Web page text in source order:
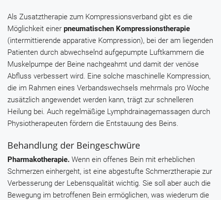
Als Zusatztherapie zum Kompressionsverband gibt es die
Möglichkeit einer pneumatischen Kompressionstherapie
(intermittierende apparative Kompression), bei der am liegenden
Patienten durch abwechselnd aufgepumpte Luftkammern die
Muskelpumpe der Beine nachgeahmt und damit der venöse
Abfluss verbessert wird. Eine solche maschinelle Kompression,
die im Rahmen eines Verbandswechsels mehrmals pro Woche
zusätzlich angewendet werden kann, trägt zur schnelleren
Heilung bei. Auch regelmäßige Lymphdrainagemassagen durch
Physiotherapeuten fördern die Entstauung des Beins.
Behandlung der Beingeschwüre
Pharmakotherapie. Wenn ein offenes Bein mit erheblichen
Schmerzen einhergeht, ist eine abgestufte Schmerztherapie zur
Verbesserung der Lebensqualität wichtig. Sie soll aber auch die
Bewegung im betroffenen Bein ermöglichen, was wiederum die